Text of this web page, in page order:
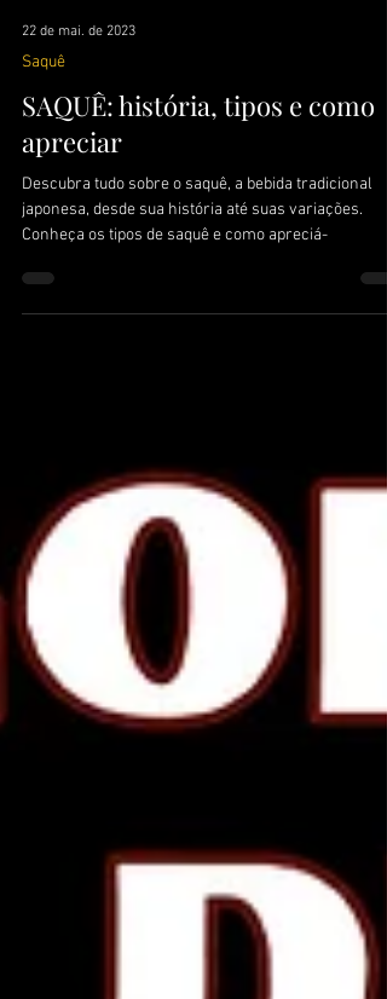
22 de mai. de 2023
Saquê
SAQUÊ: história, tipos e como
apreciar
Descubra tudo sobre o saquê, a bebida tradicional